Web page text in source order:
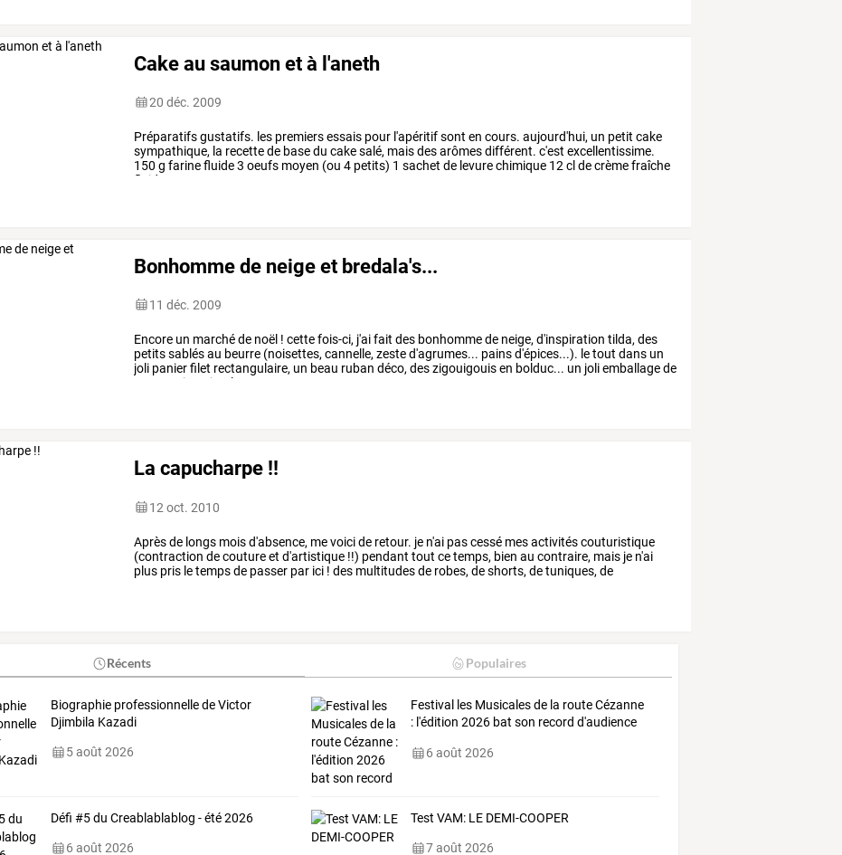
Cake au saumon et à l'aneth
20 déc. 2009
Préparatifsgustatifs. les premiersessais pour l'apéritifsont en cours. aujourd'hui, un petit cake
sympathique, la recettede basedu cakesalé, maisdesarômesdifférent. c'est excellentissime.
150 g farinefluide3 oeufs moyen (ou 4 petits) 1 sachet de levurechimique 12 cl decrèmefraîche
fluide
Bonhomme de neige et bredala's...
11 déc. 2009
Encore un marchéde noël ! cettefois-ci, j'aifait des bonhommede neige, d'inspiration tilda, des
petitssablésau beurre (noisettes, cannelle, zested'agrumes... painsd'épices...). letout dans un
joli panierfilet rectangulaire, un beau ruban déco, deszigouigouisen bolduc... un joliemballagede
papier cristal,
La capucharpe !!
12 oct. 2010
Aprèsde longs moisd'absence, mevoicide retour. je n'ai pascessé mesactivitéscouturistique
(contraction decoutureet d'artistique !!) pendant tout cetemps, bien au contraire, mais je n'ai
plus pris letempsde passer par ici ! des multitudesde robes, deshorts, detuniques, de
Récents Populaires
Biographie professionnelle de Victor
Djimbila Kazadi
5 août 2026
Festival les Musicalesde la routeCézanne
: l'édition 2026 bat son record d'audience
6 août 2026
Défi #5 du Creablablablog - été 2026
6 août 2026
Test VAM: LE DEMI-COOPER
7 août 2026